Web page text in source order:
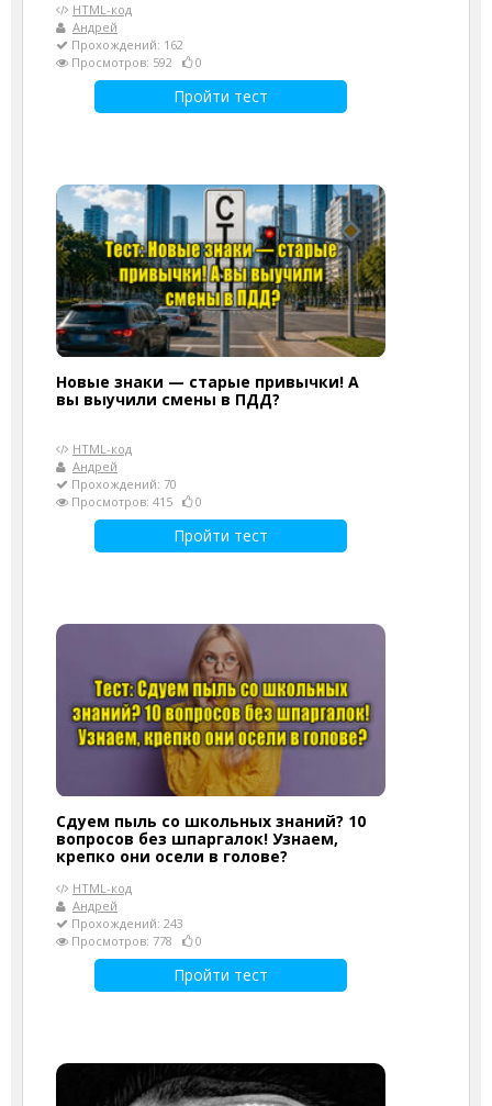
HTML-код
Андрей
Прохождений: 162
Просмотров: 592
0
Пройти тест
Новые знаки — старые привычки! А
вы выучили смены в ПДД?
HTML-код
Андрей
Прохождений: 70
Просмотров: 415
0
Пройти тест
Сдуем пыль со школьных знаний? 10
вопросов без шпаргалок! Узнаем,
крепко они осели в голове?
HTML-код
Андрей
Прохождений: 243
Просмотров: 778
0
Пройти тест